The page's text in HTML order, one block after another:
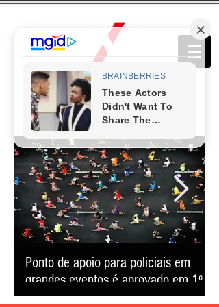
Ponto de apoio para policiais em
grandes eventos é aprovado em 1º
turno em BH